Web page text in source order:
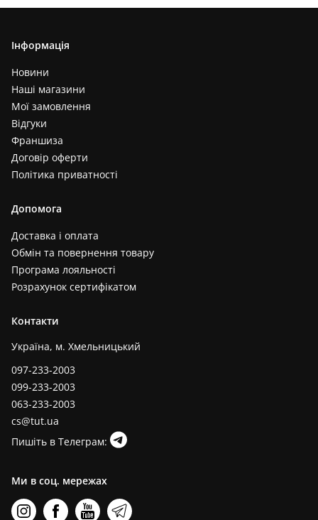
Інформація
Новини
Наші магазини
Мої замовлення
Відгуки
Франшиза
Договір оферти
Політика приватності
Допомога
Доставка і оплата
Обмін та повернення товару
Програма лояльності
Розрахунок сертифікатом
Контакти
Україна, м. Хмельницький
097-233-2003
099-233-2003
063-233-2003
cs@tut.ua
Пишіть в Телеграм:
Ми в соц. мережах